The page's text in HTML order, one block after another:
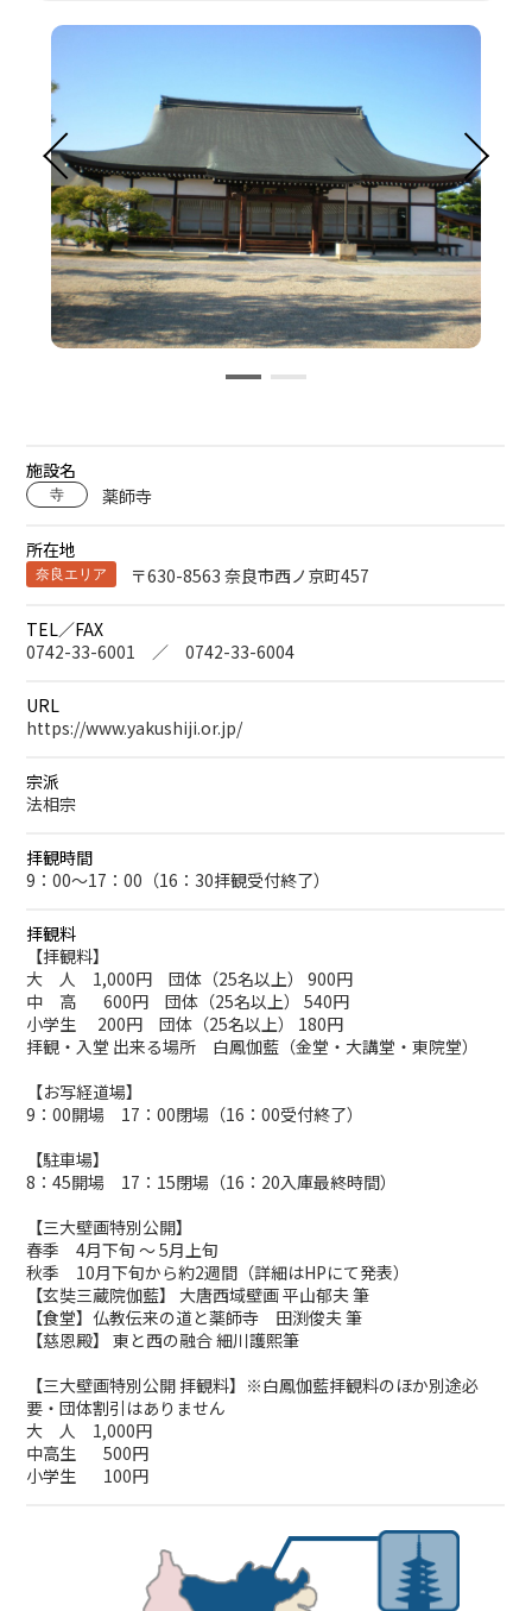
施設名
寺 薬師寺
所在地
奈良エリア 〒630-8563 奈良市西ノ京町457
TEL／FAX
0742-33-6001 ／ 0742-33-6004
URL
https://www.yakushiji.or.jp/
宗派
法相宗
拝観時間
9：00～17：00（16：30拝観受付終了）
拝観料
【拝観料】
大 人 1,000円 団体（25名以上） 900円
中 高 600円 団体（25名以上） 540円
小学生 200円 団体（25名以上） 180円
拝観・入堂 出来る場所 白鳳伽藍（金堂・大講堂・東院堂）
【お写経道場】
9：00開場 17：00閉場（16：00受付終了）
【駐車場】
8：45開場 17：15閉場（16：20入庫最終時間）
【三大壁画特別公開】
春季 4月下旬 ～ 5月上旬
秋季 10月下旬から約2週間（詳細はHPにて発表）
【玄奘三蔵院伽藍】 大唐西域壁画 平山郁夫 筆
【食堂】仏教伝来の道と薬師寺 田渕俊夫 筆
【慈恩殿】 東と西の融合 細川護熙筆
【三大壁画特別公開 拝観料】※白鳳伽藍拝観料のほか別途必
要・団体割引はありません
大 人 1,000円
中高生 500円
小学生 100円